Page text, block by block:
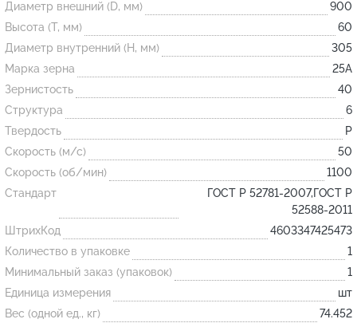
Огнеупорные
изделия
Скачать каталог
Тигель
Муфель
Черпак
Шербер
Трубка
Стержень
Пробка
Подставка
Лодочка
Диаметр внешний (D, мм)
900
Высота (T, мм)
60
Диаметр внутренний (H, мм)
305
Марка зерна
25А
Зернистость
40
Структура
6
Твердость
P
Скорость (м/с)
50
Скорость (об/мин)
1100
Стандарт
ГОСТ Р 52781-2007,ГОСТ Р
52588-2011
ШтрихКод
4603347425473
Количество в упаковке
1
Минимальный заказ (упаковок)
1
Единица измерения
шт
Вес (одной ед., кг)
74.452